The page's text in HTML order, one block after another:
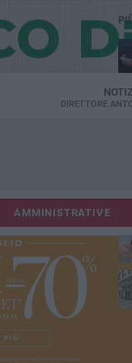
DIRETTORE
AMMINISTRATIVE